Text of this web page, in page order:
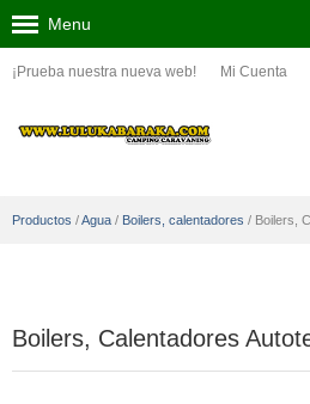
¡Prueba nuestra nueva web! Mi Cuenta
Menu
Productos /Agua / Boilers, calentadores / Boilers,
Boilers, Calentadores